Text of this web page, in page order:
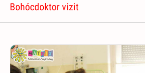
Bohócdoktor vizit